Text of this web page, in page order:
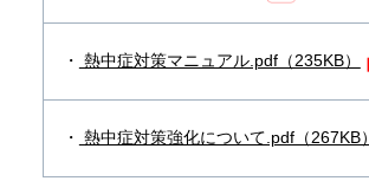
熱中症対策マニュアル.pdf（235KB）
熱中症対策強化について.pdf（267KB）